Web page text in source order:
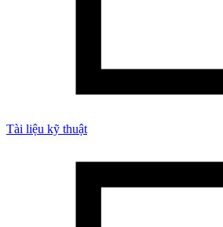
Tài liệu kỹ thuật